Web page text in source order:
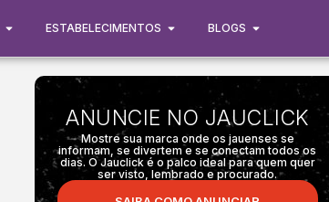
ESTABELECIMENTOS BLOGS
ANUNCIE NO JAUCLICK
Mostre sua marca onde os jauenses se
informam, se divertem e se conectam todos os
dias. O Jauclick é o palco ideal para quem quer
ser visto, lembrado e procurado.